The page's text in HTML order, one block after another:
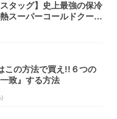
スタッグ】史上最強の保冷
スーパーコールドクーラ
この方法で買え!!６つの
致』する方法